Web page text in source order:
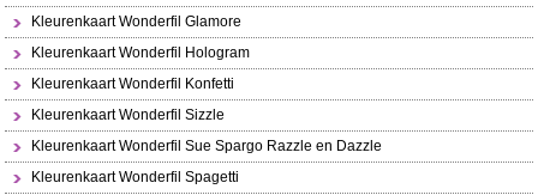
Kleurenkaart Wonderfil Glamore
Kleurenkaart Wonderfil Hologram
Kleurenkaart Wonderfil Konfetti
Kleurenkaart Wonderfil Sizzle
Kleurenkaart Wonderfil Sue Spargo Razzle en Dazzle
Kleurenkaart Wonderfil Spagetti